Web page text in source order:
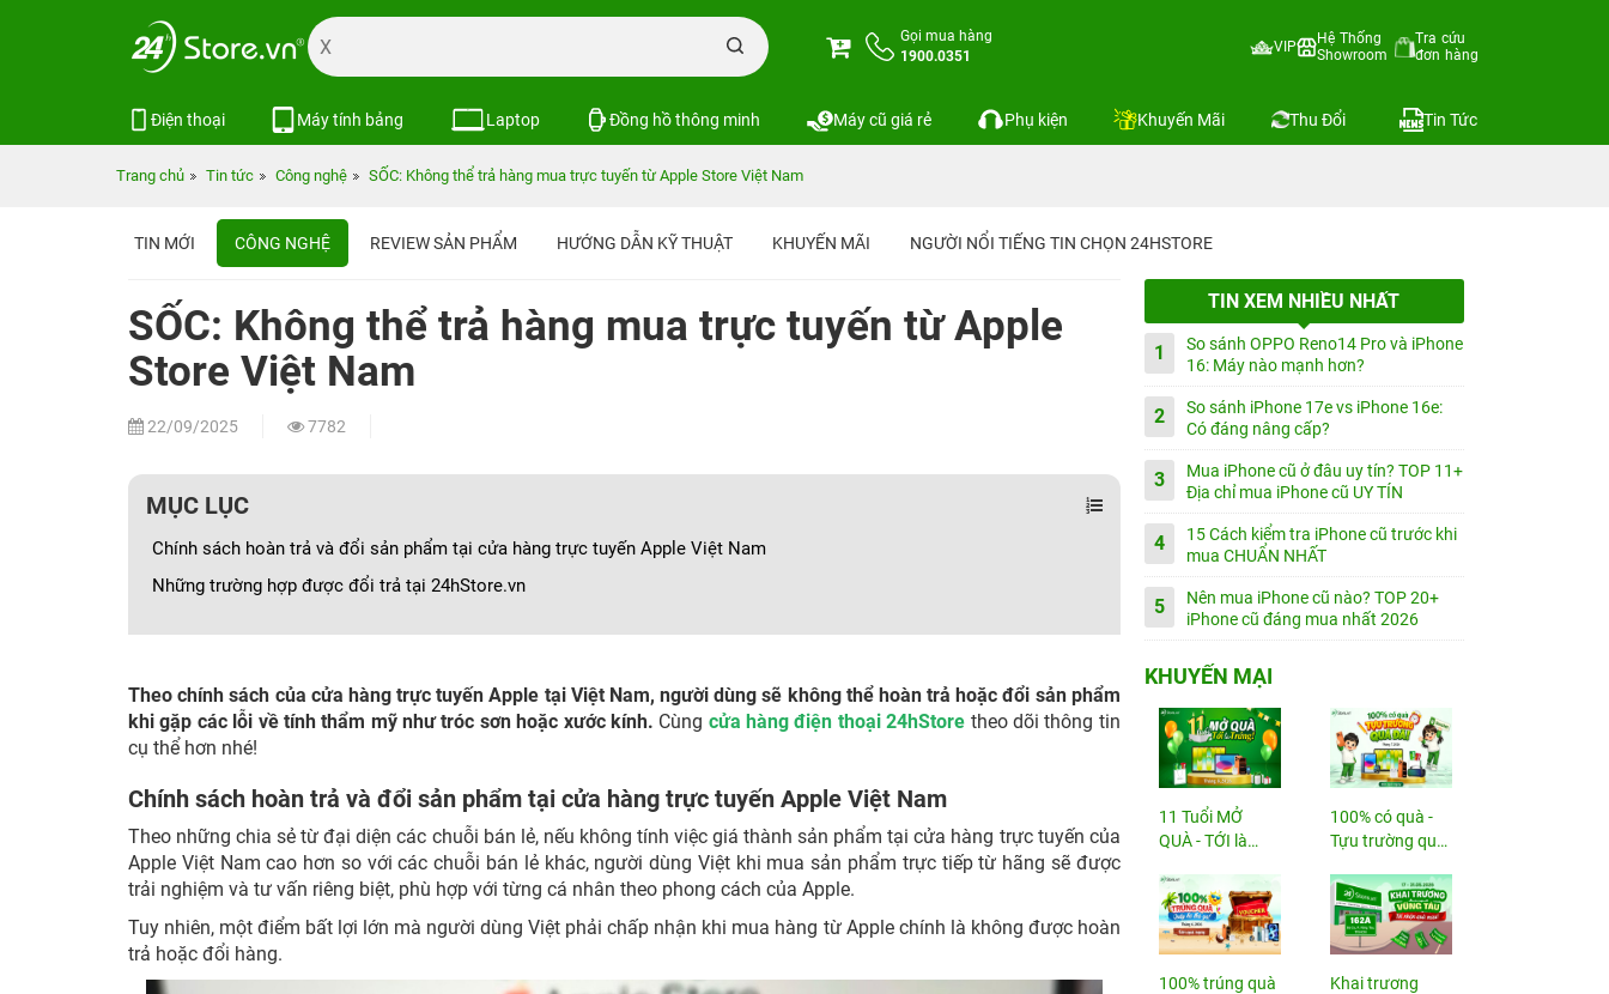
Gọi mua hàng
1900.0351
VIP
Hệ Thống
Showroom
Tra cứu
đơn hàng
Điện thoại Máy tính bảng Laptop Đồng hồ thông minh Máy cũ giá rẻ Phụ kiện Khuyến Mãi Thu Đổi Tin Tức
Trang chủ Tin tức Công nghệ SỐC: Không thể trả hàng mua trực tuyến từ Apple Store Việt Nam
TIN MỚI CÔNG NGHỆ REVIEW SẢN PHẨM HƯỚNG DẪN KỸ THUẬT KHUYẾN MÃI NGƯỜI NỔI TIẾNG TIN CHỌN 24HSTORE
SỐC: Không thể trả hàng mua trực tuyến từ Apple
Store Việt Nam
22/09/2025 7782
MỤC LỤC
Chính sách hoàn trả và đổi sản phẩm tại cửa hàng trực tuyến Apple Việt Nam
Những trường hợp được đổi trả tại 24hStore.vn
Theo chính sách của cửa hàng trực tuyến Apple tại Việt Nam, người dùng sẽ không thể hoàn trả hoặc đổi sản phẩm
khi gặp các lỗi về tính thẩm mỹ như tróc sơn hoặc xước kính. Cùng cửa hàng điện thoại 24hStore theo dõi thông tin
cụ thể hơn nhé!
Chính sách hoàn trả và đổi sản phẩm tại cửa hàng trực tuyến Apple Việt Nam
Theo những chia sẻ từ đại diện các chuỗi bán lẻ, nếu không tính việc giá thành sản phẩm tại cửa hàng trực tuyến của
Apple Việt Nam cao hơn so với các chuỗi bán lẻ khác, người dùng Việt khi mua sản phẩm trực tiếp từ hãng sẽ được
trải nghiệm và tư vấn riêng biệt, phù hợp với từng cá nhân theo phong cách của Apple.
Tuy nhiên, một điểm bất lợi lớn mà người dùng Việt phải chấp nhận khi mua hàng từ Apple chính là không được hoàn
trả hoặc đổi hàng.
TIN XEM NHIỀU NHẤT
1
So sánh OPPO Reno14 Pro và iPhone
16: Máy nào mạnh hơn?
2
So sánh iPhone 17e vs iPhone 16e:
Có đáng nâng cấp?
3
Mua iPhone cũ ở đâu uy tín? TOP 11+
Địa chỉ mua iPhone cũ UY TÍN
4
15 Cách kiểm tra iPhone cũ trước khi
mua CHUẨN NHẤT
5
Nên mua iPhone cũ nào? TOP 20+
iPhone cũ đáng mua nhất 2026
KHUYẾN MẠI
11 Tuổi MỞ
QUÀ - TỚI là
100% có quà -
Tựu trường quá
100% trúng quà
Khai trương